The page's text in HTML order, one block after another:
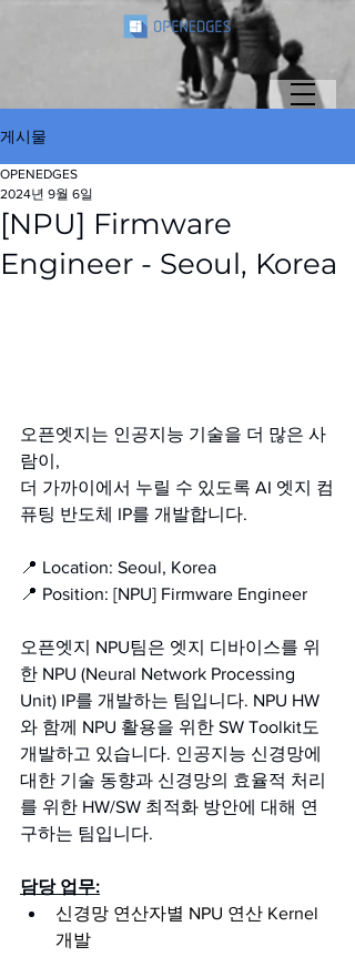
게시물
[NPU] Firmware
Engineer - Seoul, Korea
OPENEDGES
2024년 9월 6일
오픈엣지는 인공지능 기술을 더 많은 사
람이,
더 가까이에서 누릴 수 있도록 AI 엣지 컴
퓨팅 반도체 IP를 개발합니다.
📍 Location: Seoul, Korea
📍 Position: [NPU] Firmware Engineer
오픈엣지 NPU팀은 엣지 디바이스를 위
한 NPU (Neural Network Processing
Unit) IP를 개발하는 팀입니다. NPU HW
와 함께 NPU 활용을 위한 SW Toolkit도
개발하고 있습니다. 인공지능 신경망에
대한 기술 동향과 신경망의 효율적 처리
를 위한 HW/SW 최적화 방안에 대해 연
구하는 팀입니다.
담당 업무:
신경망 연산자별 NPU 연산 Kernel
개발